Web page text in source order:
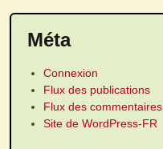
Méta
Connexion
Flux des publications
Flux des commentaires
Site de WordPress-FR